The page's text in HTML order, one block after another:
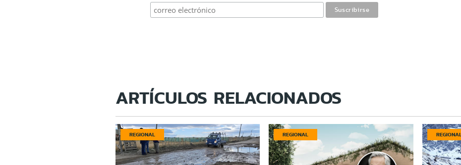
ARTÍCULOS RELACIONADOS
REGIONAL REGIONAL